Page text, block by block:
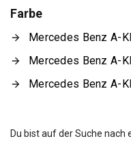
Farbe
Mercedes Benz A-
Mercedes Benz A-
Mercedes Benz A-
Du bist auf der Suche nach